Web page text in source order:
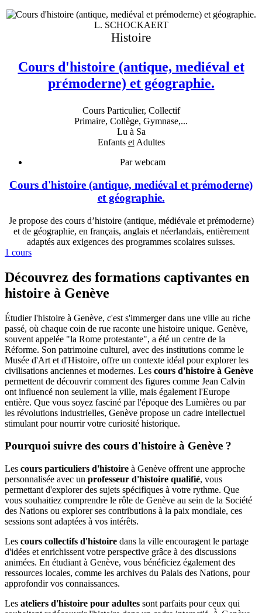
L. SCHOCKAERT
Histoire
Cours d'histoire (antique, mediéval et
prémoderne) et géographie.
Cours Particulier, Collectif
Primaire, Collège, Gymnase,...
Lu à Sa
Enfants etAdultes
Par webcam
Cours d'histoire (antique, mediéval et prémoderne)
et géographie.
Je propose des cours d’histoire (antique, médiévale et prémoderne)
et de géographie, en français, anglais et néerlandais, entièrement
adaptés aux exigences des programmes scolaires suisses.
1 cours
Découvrez des formations captivantes en
histoire à Genève
Étudier l'histoire à Genève, c'est s'immerger dans une ville au riche
passé, où chaque coin de rue raconte une histoire unique. Genève,
souvent appelée "la Rome protestante", a été un centre de la
Réforme. Son patrimoine culturel, avec des institutions comme le
Musée d'Art et d'Histoire, offre un contexte idéal pour explorer les
civilisations anciennes et modernes. Les cours d'histoire à Genève
permettent de découvrir comment des figures comme Jean Calvin
ont influencé non seulement la ville, mais également l'Europe
entière. Que vous soyez fasciné par l'époque des Lumières ou par
les révolutions industrielles, Genève propose un cadre intellectuel
stimulant pour nourrir votre curiosité historique.
Pourquoi suivre des cours d'histoire à Genève ?
Les cours particuliers d'histoire à Genève offrent une approche
personnalisée avec un professeur d'histoire qualifié, vous
permettant d'explorer des sujets spécifiques à votre rythme. Que
vous souhaitiez comprendre le rôle de Genève au sein de la Société
des Nations ou explorer ses contributions à la paix mondiale, ces
sessions sont adaptées à vos intérêts.
Les cours collectifs d'histoire dans la ville encouragent le partage
d'idées et enrichissent votre perspective grâce à des discussions
animées. En étudiant à Genève, vous bénéficiez également des
ressources locales, comme les archives du Palais des Nations, pour
approfondir vos connaissances.
Les ateliers d'histoire pour adultes sont parfaits pour ceux qui